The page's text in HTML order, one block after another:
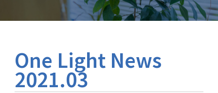
One Light News
2021.03